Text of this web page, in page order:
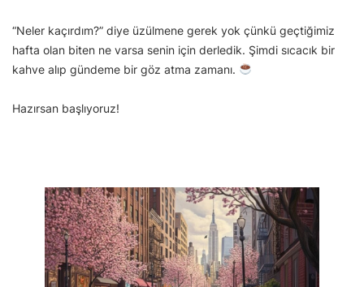
“Neler kaçırdım?” diye üzülmene gerek yok çünkü geçtiğimiz
hafta olan biten ne varsa senin için derledik. Şimdi sıcacık bir
kahve alıp gündeme bir göz atma zamanı.
Hazırsan başlıyoruz!